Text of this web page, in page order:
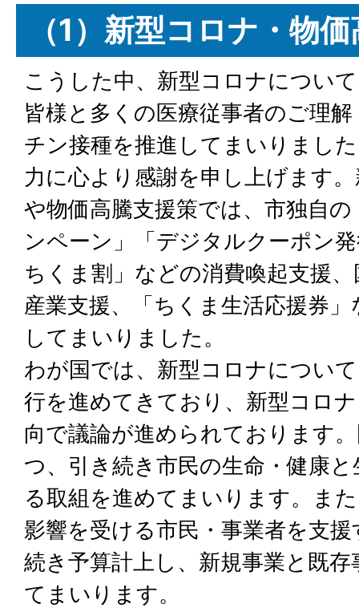
（1）新型コロナ・物
こうした中、新型コロナについ
皆様と多くの医療従事者のご理
チン接種を推進してまいりまし
力に心より感謝を申し上げます
や物価高騰支援策では、市独自
ンペーン」「デジタルクーポン
ちくま割」などの消費喚起支援
産業支援、「ちくま生活応援券
してまいりました。
わが国では、新型コロナについ
行を進めてきており、新型コロ
向で議論が進められております
つ、引き続き市民の生命・健康
る取組を進めてまいります。ま
影響を受ける市民・事業者を支
続き予算計上し、新規事業と既
てまいります。